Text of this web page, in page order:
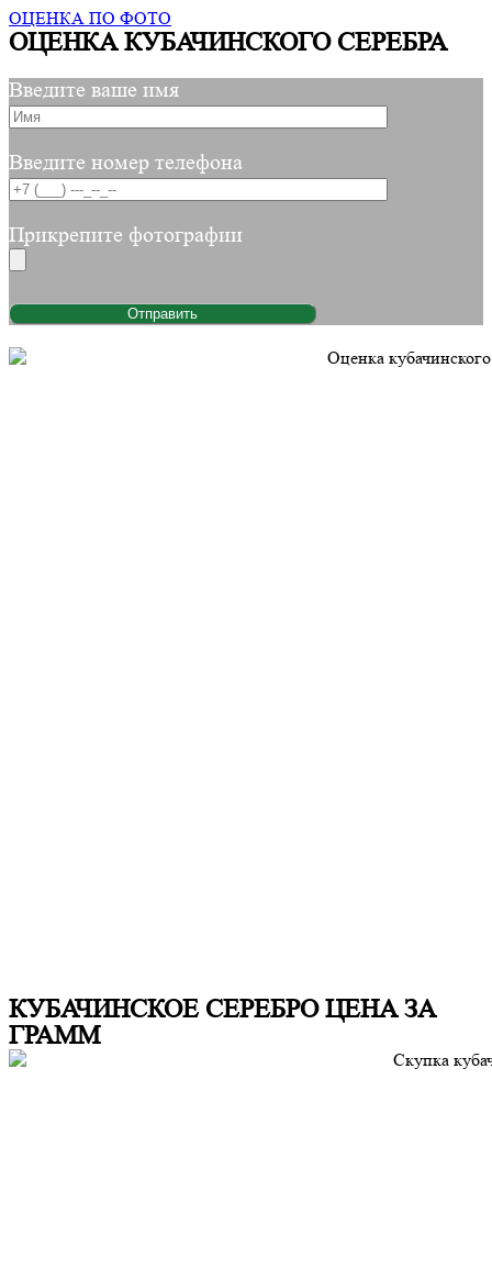
ОЦЕНКА ПО ФОТО
ОЦЕНКА КУБАЧИНСКОГО СЕРЕБРА
Введите ваше имя
Введите номер телефона
Прикрепите фотографии
КУБАЧИНСКОЕ СЕРЕБРО ЦЕНА ЗА
ГРАММ